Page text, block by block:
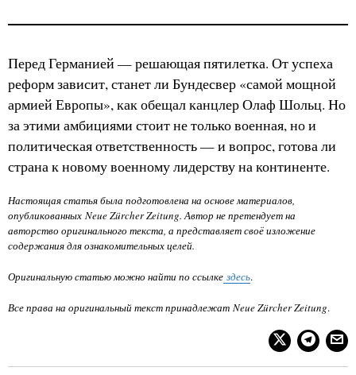
Перед Германией — решающая пятилетка. От успеха
реформ зависит, станет ли Бундесвер «самой мощной
армией Европы», как обещал канцлер Олаф Шольц. Но
за этими амбициями стоит не только военная, но и
политическая ответственность — и вопрос, готова ли
страна к новому военному лидерству на континенте.
Настоящая статья была подготовлена на основе материалов,
опубликованных Neue Zürcher Zeitung. Автор не претендует на
авторство оригинального текста, а представляет своё изложение
содержания для ознакомительных целей.
Оригинальную статью можно найти по ссылке здесь.
Все права на оригинальный текст принадлежат Neue Zürcher Zeitung.